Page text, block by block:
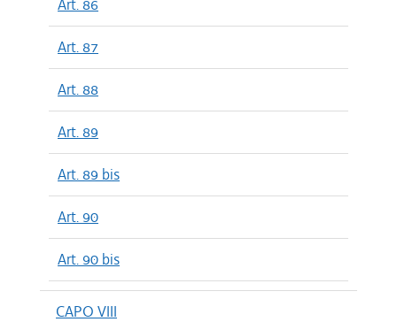
Art. 86
Art. 87
Art. 88
Art. 89
Art. 89 bis
Art. 90
Art. 90 bis
CAPO VIII